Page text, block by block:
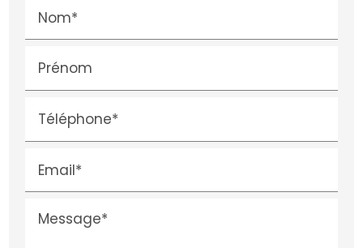
Nom*
Prénom
Téléphone*
Email*
Message*